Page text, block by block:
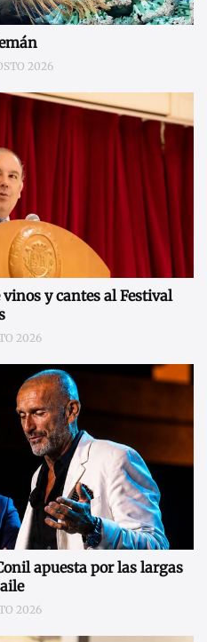
2026
y cantes al Festival
2026
apuesta por las largas
2026